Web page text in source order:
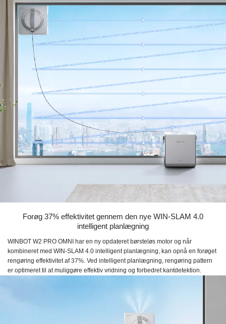
Forøg 37% effektivitet gennem den nye WIN-SLAM 4.0
intelligent planlægning
WINBOT W2 PRO OMNI har en ny opdateret børsteløs motor og når
kombineret med WIN-SLAM 4.0 intelligent planlægning, kan opnå en forøget
rengøring effektivitet af 37%. Ved intelligent planlægning, rengøring pattern
er optimeret til at muliggøre effektiv vridning og forbedret kantdetektion.